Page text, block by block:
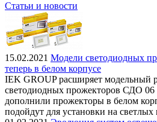
Статьи и новости
15.02.2021 Модели светодиодных
теперь в белом корпусе
IEK GROUP расширяет модельный
светодиодных прожекторов СДО
дополнили прожекторы в белом
подойдут для установки на светлых